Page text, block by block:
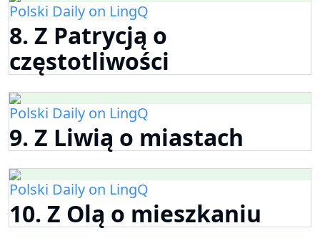
Polski Daily on LingQ
8. Z Patrycją o
częstotliwości
Polski Daily on LingQ
9. Z Liwią o miastach
Polski Daily on LingQ
10. Z Olą o mieszkaniu